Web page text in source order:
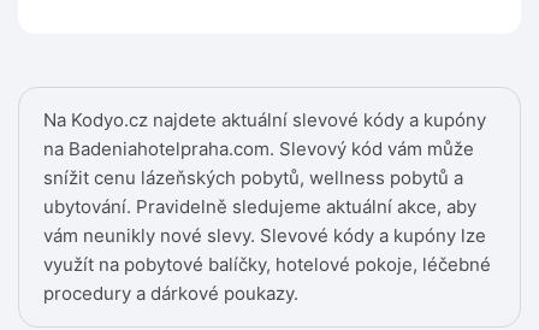
Na Kodyo.cz najdete aktuální slevové kódy a kupóny
na Badeniahotelpraha.com. Slevový kód vám může
snížit cenu lázeňských pobytů, wellness pobytů a
ubytování. Pravidelně sledujeme aktuální akce, aby
vám neunikly nové slevy. Slevové kódy a kupóny lze
využít na pobytové balíčky, hotelové pokoje, léčebné
procedury a dárkové poukazy.